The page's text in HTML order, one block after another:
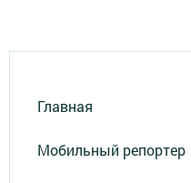
Главная
Мобильный репортер